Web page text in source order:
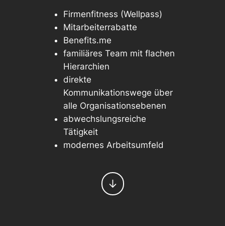
Firmenfitness (Wellpass)
Mitarbeiterrabatte
Benefits.me
familiäres Team mit flachen
Hierarchien
direkte
Kommunikationswege über
alle Organisationsebenen
abwechslungsreiche
Tätigkeit
modernes Arbeitsumfeld
↓